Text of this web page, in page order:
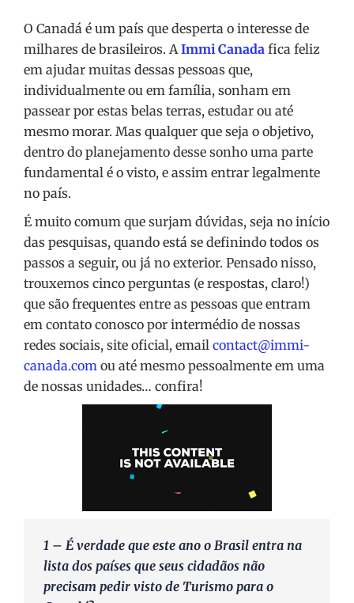
O Canadá é um país que desperta o interesse de
milhares de brasileiros. AImmi Canada fica feliz
em ajudar muitas dessas pessoas que,
individualmente ou em família, sonham em
passear por estas belas terras, estudar ou até
mesmo morar. Mas qualquer que seja o objetivo,
dentro do planejamento desse sonho uma parte
fundamental é o visto, e assim entrar legalmente
no país.
É muito comum que surjam dúvidas, seja no início
das pesquisas, quando está se definindo todos os
passos a seguir, ou já no exterior. Pensado nisso,
trouxemos cinco perguntas (e respostas, claro!)
que são frequentes entre as pessoas que entram
em contato conosco por intermédio de nossas
redes sociais, site oficial, email contact@immi-
canada.com ou até mesmo pessoalmente em uma
de nossas unidades… confira!
1 – É verdade que este ano o Brasil entra na
lista dos países que seus cidadãos não
precisam pedir visto de Turismo para o